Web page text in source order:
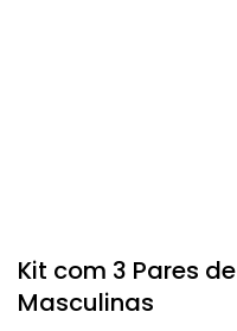
Kit com 3 Pares
Masculinas